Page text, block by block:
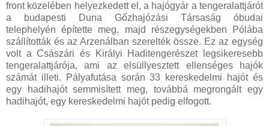
front közelében helyezkedett el, a hajógyár a tengeralattjárót
a budapesti Duna Gőzhajózási Társaság óbudai
telephelyén építette meg, majd részegységekben Pólába
szállították és az Arzenálban szerelték össze. Ez az egység
volt a Császári és Királyi Haditengerészet legsikeresebb
tengeralattjárója, ami az elsüllyesztett ellenséges hajók
számát illeti. Pályafutása során 33 kereskedelmi hajót és
egy hadihajót semmisített meg, továbbá megrongált egy
hadihajót, egy kereskedelmi hajót pedig elfogott.